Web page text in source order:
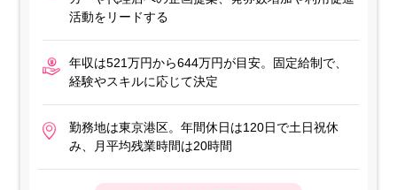
活動をリードする
年収は521万円から644万円が目安。固定給制で、
経験やスキルに応じて決定
勤務地は東京港区。年間休日は120日で土日祝休
み、月平均残業時間は20時間